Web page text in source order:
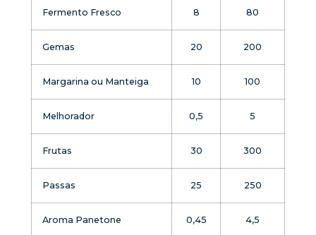
Fermento Fresco 8 80
Gemas 20 200
Margarina ou Manteiga 10 100
Melhorador 0,5 5
Frutas 30 300
Passas 25 250
Aroma Panetone 0,45 4,5